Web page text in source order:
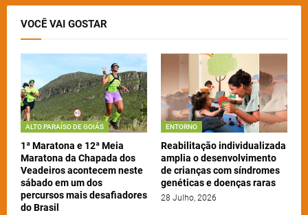
VOCÊ VAI GOSTAR
ALTO PARAÍSO DE GOIÁS
1ª Maratona e 12ª Meia
Maratona da Chapada dos
Veadeiros acontecem neste
sábado em um dos
percursos mais desafiadores
do Brasil
ENTORNO
Reabilitação individualizada
amplia o desenvolvimento
de crianças com síndromes
genéticas e doenças raras
28 Julho, 2026